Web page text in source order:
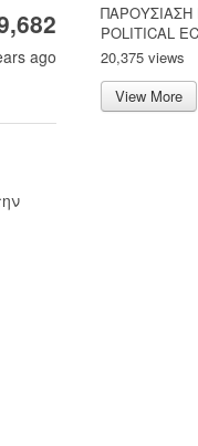
ago
ΠΑΡΟΥΣΙΑΣΗ
POLITICAL
20,375 views
View More